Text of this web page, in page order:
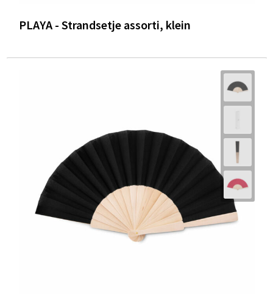
PLAYA - Strandsetje assorti, klein